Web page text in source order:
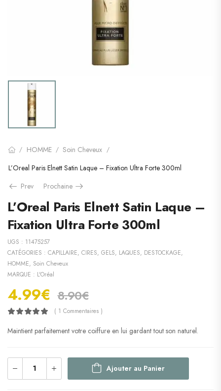
/ HOMME / Soin Cheveux /
L’Oreal Paris Elnett Satin Laque – Fixation Ultra Forte 300ml
Prev
Prochaine
L’Oreal Paris Elnett Satin Laque –
Fixation Ultra Forte 300ml
UGS : 11475257
CATÉGORIES : CAPILLAIRE, CIRES, GELS, LAQUES, DESTOCKAGE,
HOMME, Soin Cheveux
MARQUE : L'Oréal
4.99€ 8.90€
( 1 Commentaires )
Maintient parfaitement votre coiffure en lui gardant tout son naturel.
Ajouter au Panier